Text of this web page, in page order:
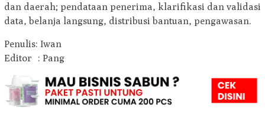
dan daerah; pendataan penerima, klarifikasi dan validasi
data, belanja langsung, distribusi bantuan, pengawasan.
Penulis: Iwan
Editor : Pang